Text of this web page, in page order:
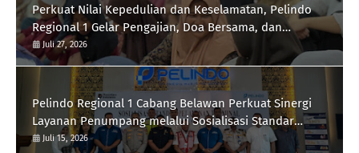
Perkuat Nilai Kepedulian dan Keselamatan, Pelindo
Regional 1 Gelar Pengajian, Doa Bersama, dan
Santunan Anak Yatim Piatu
Juli 27, 2026
Pelindo Regional 1 Cabang Belawan Perkuat Sinergi
Layanan Penumpang melalui Sosialisasi Standar
Pelayanan
Juli 15, 2026